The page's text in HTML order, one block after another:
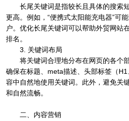
长尾关键词是指较长且具体的搜索
更高。例如，“便携式太阳能充电器”可
户。优化长尾关键词可以帮助外贸网站
排名。
3. 关键词布局
将关键词合理地分布在网页的各个
确保在标题、meta描述、头部标签（
容中自然地使用关键词。此外，避免关
和自然流畅。
二、内容营销